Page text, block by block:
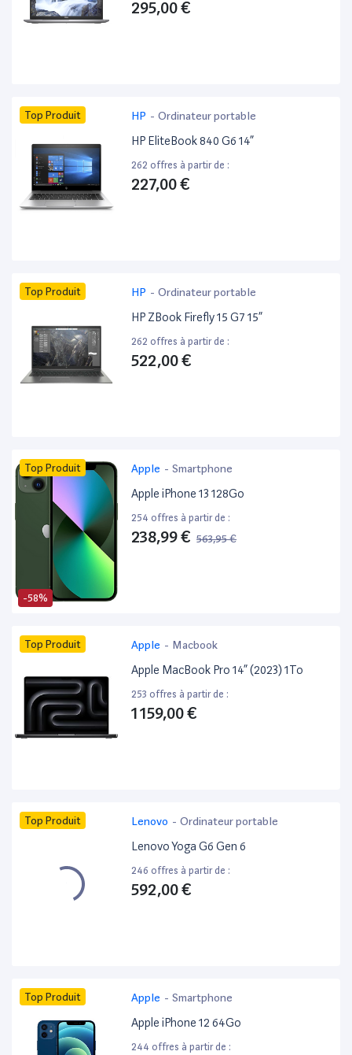
295,00 €
Top Produit HP - Ordinateur portable
HP EliteBook 840 G6 14”
262 offres à partir de :
227,00 €
Top Produit HP - Ordinateur portable
HP ZBook Firefly 15 G7 15”
262 offres à partir de :
522,00 €
-58%
Top Produit Apple - Smartphone
Apple iPhone 13 128Go
254 offres à partir de :
238,99 € 563,95 €
Top Produit Apple - Macbook
Apple MacBook Pro 14” (2023) 1To
253 offres à partir de :
1 159,00 €
Top Produit Lenovo - Ordinateur portable
Lenovo Yoga G6 Gen 6
246 offres à partir de :
592,00 €
Top Produit Apple - Smartphone
Apple iPhone 12 64Go
244 offres à partir de :